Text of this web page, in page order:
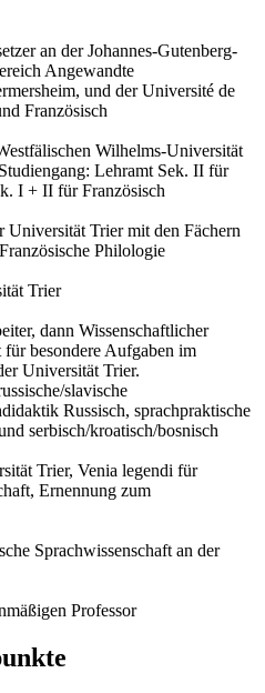
an der Johannes-Gutenberg-
An­gewandte
und der Université de
Französisch
Wilhelms-Universität
Lehramt Sek. II für
I + II für Französisch
Universität Trier mit den Fächern
Philologie
Trier
dann Wissenschaftlicher
besondere Aufgaben im
Universität Trier.
sla­vi­sche
Russisch, sprachpraktische
serbisch/kroatisch/bosnisch
Trier, Venia legendi für
Ernennung zum
Sprachwissenschaft an der
Professor